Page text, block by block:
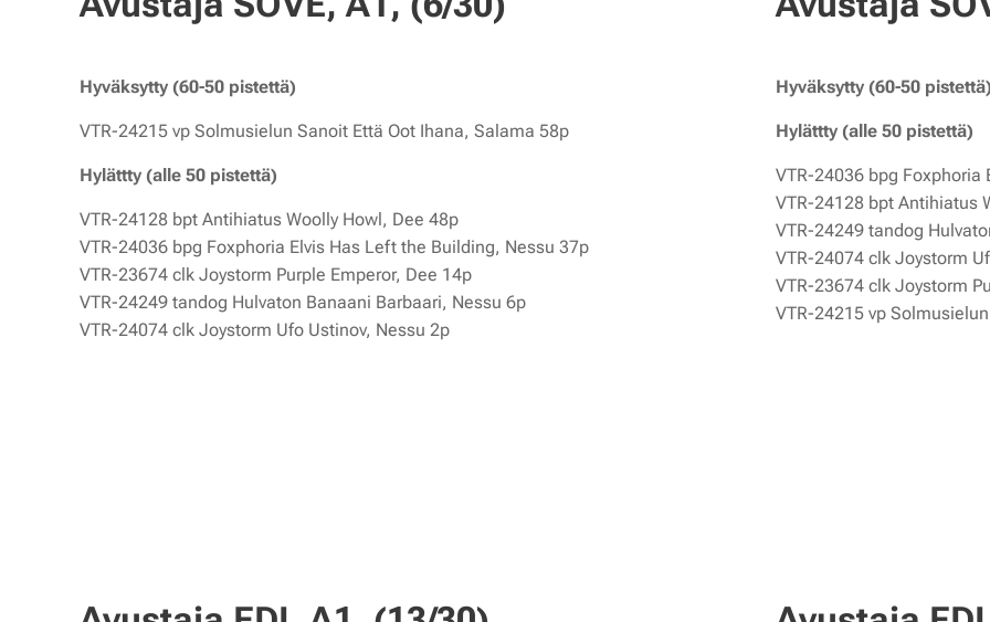
Hyväksytty (60-50 pistettä)
VTR-24215 vp Solmusielun Sanoit Että Oot Ihana, Salama 58p
Hylättty (alle 50 pistettä)
VTR-24128 bpt Antihiatus Woolly Howl, Dee 48p
VTR-24036 bpg Foxphoria Elvis Has Left the Building, Nessu 37p
VTR-23674 clk Joystorm Purple Emperor, Dee 14p
VTR-24249 tandog Hulvaton Banaani Barbaari, Nessu 6p
VTR-24074 clk Joystorm Ufo Ustinov, Nessu 2p
Hyväksytty (60-50 pistettä)
Hylättty (alle 50 pistettä)
VTR-24036 bpg
VTR-24128 bpt Antihiatus
VTR-24249 tandog
VTR-24074 clk Joystorm
VTR-23674 clk Joystorm
VTR-24215 vp